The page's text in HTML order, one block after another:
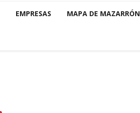
EMPRESAS MAPA DE MAZARRÓN